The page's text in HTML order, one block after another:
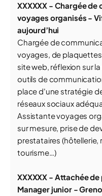
XXXXXX - Chargée
voyages organisés -
aujourd’hui
Chargée de
voyages, de
site web, réflexion sur
outils de
place d'une stratégie
réseaux sociaux
Assistante voyages
sur mesure, prise de
prestataires
tourisme…)
XXXXXX - Attachée de
Manager junior -